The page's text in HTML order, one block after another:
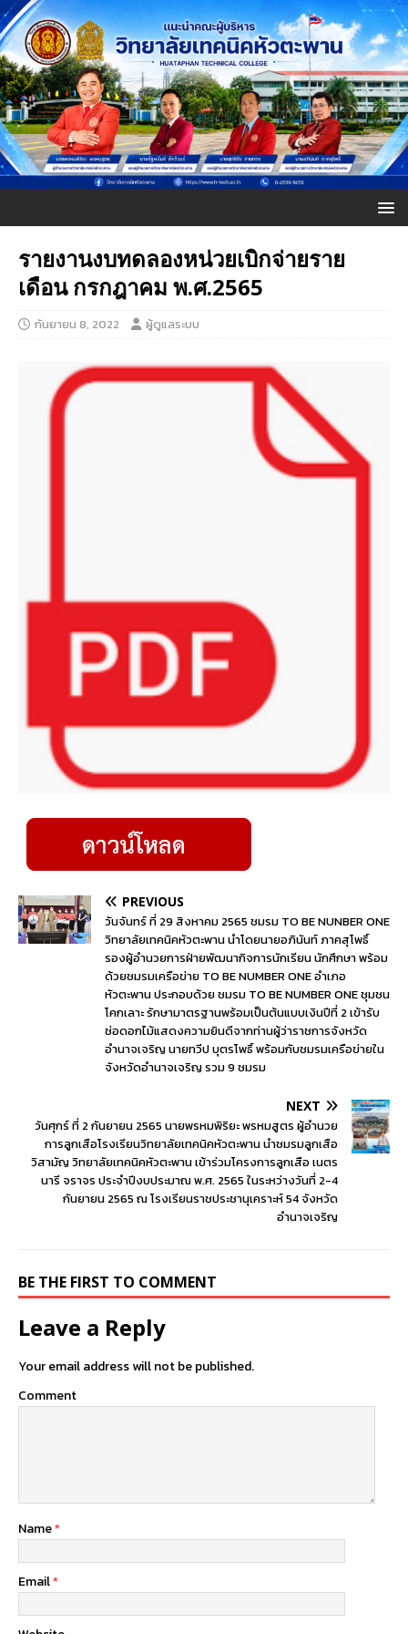
รายงานงบทดลองหน่วยเบิกจ่ายราย
เดือน กรกฎาคม พ.ศ.2565
กันยายน 8, 2022 ผู้ดูแลระบบ
PREVIOUS
วันจันทร์ ที่ 29 สิงหาคม 2565 ชมรม TO BE NUNBER ONE
วิทยาลัยเทคนิคหัวตะพาน นำโดยนายอภินันท์ ภาคสุโพธิ์
รองผู้อำนวยการฝ่ายพัฒนากิจการนักเรียน นักศึกษา พร้อม
ด้วยชมรมเครือข่าย TO BE NUMBER ONE อำเภอ
หัวตะพาน ประกอบด้วย ชมรม TO BE NUMBER ONE ชุมชน
โคกเลาะ รักษามาตรฐานพร้อมเป็นต้นแบบเงินปีที่ 2 เข้ารับ
ช่อดอกไม้แสดงความยินดีจากท่านผู้ว่าราชการจังหวัด
อำนาจเจริญ นายทวีป บุตรโพธิ์ พร้อมกับชมรมเครือข่ายใน
จังหวัดอำนาจเจริญ รวม 9 ชมรม
NEXT
วันศุกร์ ที่ 2 กันยายน 2565 นายพรหมพิริยะ พรหมสูตร ผู้อำนวย
การลูกเสือโรงเรียนวิทยาลัยเทคนิคหัวตะพาน นำชมรมลูกเสือ
วิสามัญ วิทยาลัยเทคนิคหัวตะพาน เข้าร่วมโครงการลูกเสือ เนตร
นารี จราจร ประจำปีงบประมาณ พ.ศ. 2565 ในระหว่างวันที่ 2-4
กันยายน 2565 ณ โรงเรียนราชประชานุเคราะห์ 54 จังหวัด
อำนาจเจริญ
BE THE FIRST TO COMMENT
Leave a Reply
Your email address will not be published.
Comment
Name*
Email*